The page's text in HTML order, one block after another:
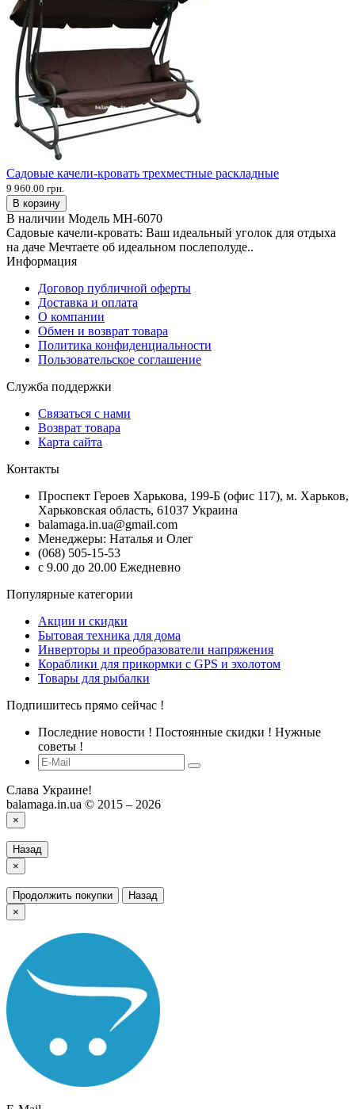
Садовые качели-кровать трехместные раскладные
9 960.00 грн.
В корзину
В наличии Модель MH-6070
Садовые качели-кровать: Ваш идеальный уголок для отдыха
на даче Мечтаете об идеальном послеполуде..
Информация
Договор публичной оферты
Доставка и оплата
О компании
Обмен и возврат товара
Политика конфиденциальности
Пользовательское соглашение
Служба поддержки
Связаться с нами
Возврат товара
Карта сайта
Контакты
Проспект Героев Харькова, 199-Б (офис 117), м. Харьков,
Харьковская область, 61037 Украина
balamaga.in.ua@gmail.com
Менеджеры: Наталья и Олег
(068) 505-15-53
с 9.00 до 20.00 Ежедневно
Популярные категории
Акции и скидки
Бытовая техника для дома
Инверторы и преобразователи напряжения
Кораблики для прикормки с GPS и эхолотом
Товары для рыбалки
Подпишитесь прямо сейчас !
Последние новости ! Постоянные скидки ! Нужные
советы !
Слава Украине!
balamaga.in.ua © 2015 – 2026
×
Назад
×
Продолжить покупки
Назад
×